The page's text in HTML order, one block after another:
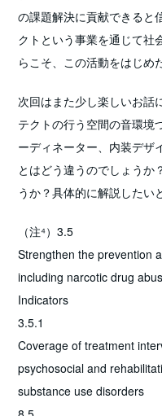
の課題解決に貢献できると
クトという事業を通じて社
らこそ、この活動をはじめ
次回はまた少し楽しいお話
テクトの行う空間の音環境
ーディネーター、内装デザ
とはどう違うのでしょうか
うか？具体的に解説したい
（注⁴）3.5
Strengthen the prevention
including narcotic drug
Indicators
3.5.1
Coverage of treatment
psychosocial and
substance use disorders